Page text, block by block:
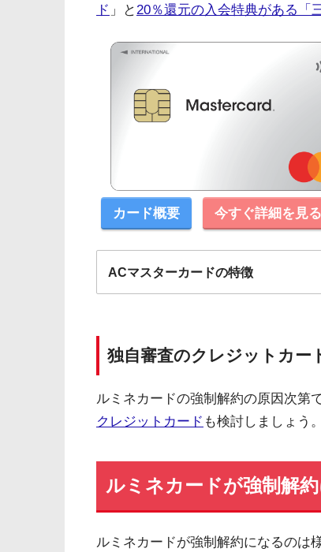
ド 」と20％還元の入会特典がある「
カード概要 今すぐ詳細を見る
ACマスターカードの特徴
ショッピングリボの手数料率"10.0％～14.6％"
契約日の翌日から30日間は金利0円でキャッ
三菱ＵＦＪフィナンシャル・グループの信頼と
独自審査のクレジットカー
ルミネカードの強制解約の原因次第
クレジットカード も検討しましょう。
ルミネカードが強制解
ルミネカードが強制解約になるのは